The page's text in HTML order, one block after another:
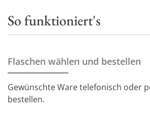
So funktioniert's
Flaschen wählen und bestellen
Gewünschte Ware telefonisch oder
bestellen.